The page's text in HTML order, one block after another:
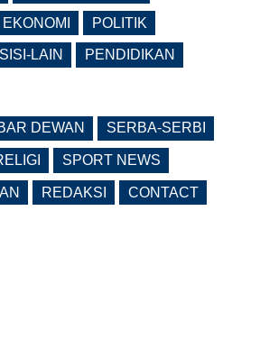
PDAM Definitif
EKONOMI POLITIK
SISI-LAIN PENDIDIKAN
DEWAN SERBA-SERBI
SPORT NEWS
REDAKSI CONTACT